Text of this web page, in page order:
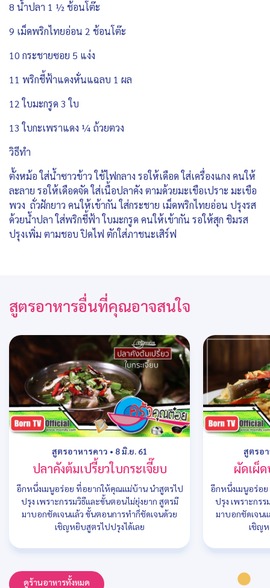
8 น้ำปลา 1 ½ ช้อนโต๊ะ
9 เม็ดพริกไทยอ่อน 2 ช้อนโต๊ะ
10 กระชายซอย 5 แง่ง
11 พริกชี้ฟ้าแดงหั่นแฉลบ 1 ผล
12 ใบมะกรูด 3 ใบ
13 ใบกะเพราแดง ¼ ถ้วยตวง
วิธีทำ
ตั้งหม้อ ใส่น้ำซาวข้าว ใช้ไฟกลาง รอให้เดือด ใส่เครื่องแกง คนให้
ละลาย รอให้เดือดจัด ใส่เนื้อปลาคัง ตามด้วยมะเขือเปราะ มะเขือ
พวง ถั่วฝักยาว คนให้เข้ากัน ใส่กระชาย เม็ดพริกไทยอ่อน ปรุงรส
ด้วยน้ำปลา ใส่พริกชี้ฟ้า ใบมะกรูด คนให้เข้ากัน รอให้สุก ชิมรส
ปรุงเพิ่ม ตามชอบ ปิดไฟ ตักใส่ภาชนะเสิร์ฟ
สูตรอาหารอื่นที่คุณอาจสนใจ
สูตรอาหารคาว • 8 มิ.ย. 61
ปลาคังต้มเปรี้ยวใบกระเจี๊ยบ
อีกหนึ่งเมนูอร่อย ที่อยากให้คุณแม่บ้าน นำสูตรไป
ปรุง เพราะกรรมวิธีและขั้นตอนไม่ยุ่งยาก สูตรมี
มาบอกชัดเจนแล้ว ขั้นตอนการทำก็ชัดเจนด้วย
เชิญหยิบสูตรไปปรุงได้เลย
สูตรอ
ผัดเผ็
อีกหนึ่งเมนูอร่อ
ปรุง เพราะกร
มาบอกชัดเจน
เชิญห
ดูร้านอาหารทั้งหมด